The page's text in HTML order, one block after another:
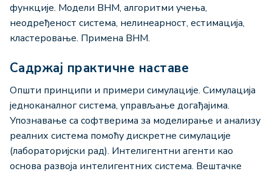
функције. Модели ВНМ, алгоритми учења,
неодређеност система, нелинеарност, естимација,
кластеровање. Примена ВНМ.
Садржај практичне наставе
Општи принципи и примери симулације. Симулација
једноканалног система, управљање догађајима.
Упознавање са софтверима за моделирање и анализу
реалних система помоћу дискретне симулације
(лабораторијски рад). Интелигентни агенти као
основа развоја интелигентних система. Вештачке